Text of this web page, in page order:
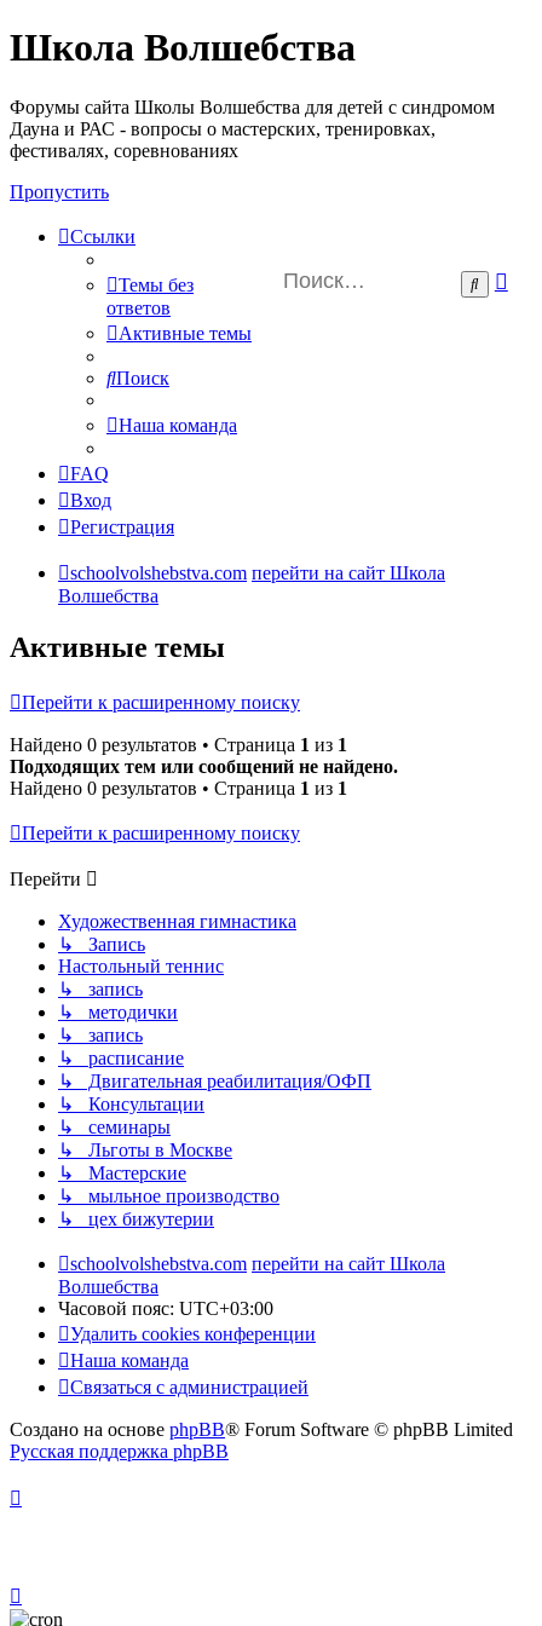
Школа Волшебства
Форумы сайта Школы Волшебства для детей с синдромом
Дауна и РАС - вопросы о мастерских, тренировках,
фестивалях, соревнованиях
Пропустить
Поиск
Ссылки
Темы без
ответов
Активные темы
Поиск
Наша команда
FAQ
Вход
Регистрация
schoolvolshebstva.com перейти на сайт Школа
Волшебства
Активные темы
Перейти к расширенному поиску
Найдено 0 результатов • Страница 1 из 1
Подходящих тем или сообщений не найдено.
Найдено 0 результатов • Страница 1 из 1
Перейти к расширенному поиску
Перейти
Художественная гимнастика
↳ Запись
Настольный теннис
↳ запись
↳ методички
↳ запись
↳ расписание
↳ Двигательная реабилитация/ОФП
↳ Консультации
↳ семинары
↳ Льготы в Москве
↳ Мастерские
↳ мыльное производство
↳ цех бижутерии
schoolvolshebstva.com перейти на сайт Школа
Волшебства
Часовой пояс: UTC+03:00
Удалить cookies конференции
Наша команда
Связаться с администрацией
Создано на основе phpBB® Forum Software © phpBB Limited
Русская поддержка phpBB